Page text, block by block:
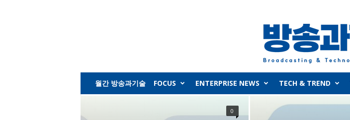
월간 방송과기술 FOCUS ENTERPRISE NEWS TECH & TREND
0